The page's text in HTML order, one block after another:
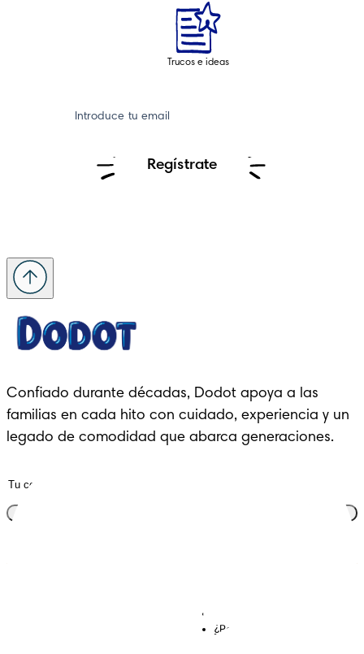
Trucos e ideas
Introduce tu email
Regístrate
Confiado durante décadas, Dodot apoya a las
familias en cada hito con cuidado, experiencia y un
legado de comodidad que abarca generaciones.
¿Por qué Dodot?